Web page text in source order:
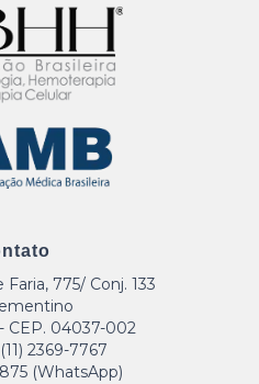
775/ Conj. 133
CEP. 04037-002
2369-7767
(WhatsApp)